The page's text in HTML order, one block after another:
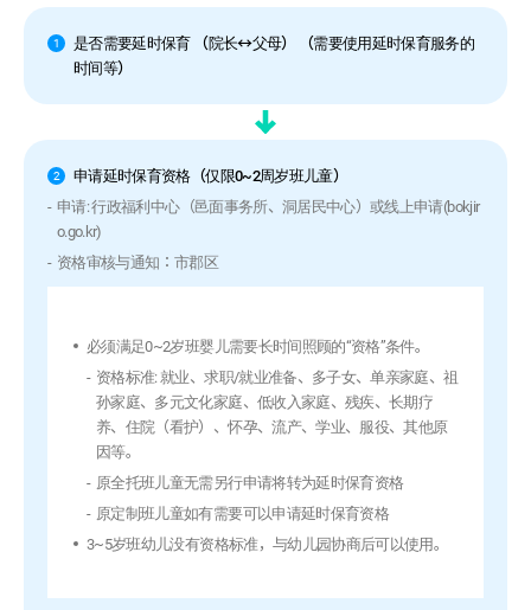
1
是否需要延时保育 （院长↔父母） （需要使用延时保育服务的
时间等）
2
申请延时保育资格（仅限0~2周岁班儿童）
申请: 行政福利中心（邑面事务所、洞居民中心）或线上申请(bokjir
o.go.kr)
资格审核与通知：市郡区
必须满足0~2岁班婴儿需要长时间照顾的“资格”条件。
资格标准: 就业、求职/就业准备、多子女、单亲家庭、祖
孙家庭、多元文化家庭、低收入家庭、残疾、长期疗
养、住院（看护）、怀孕、流产、学业、服役、其他原
因等。
原全托班儿童无需另行申请将转为延时保育资格
原定制班儿童如有需要可以申请延时保育资格
3~5岁班幼儿没有资格标准，与幼儿园协商后可以使用。